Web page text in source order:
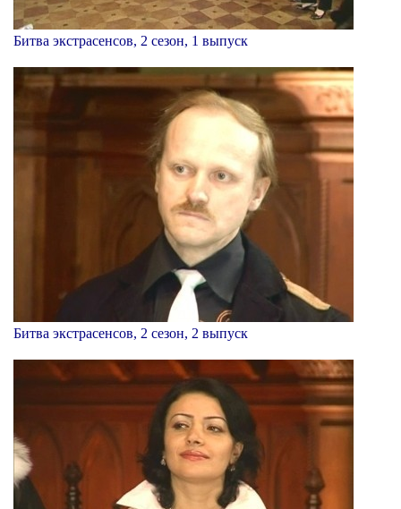
Битва экстрасенсов, 2 сезон, 1 выпуск
Битва экстрасенсов, 2 сезон, 2 выпуск